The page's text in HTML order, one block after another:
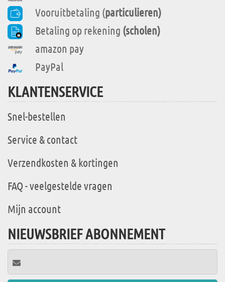
Vooruitbetaling (particulieren)
Betaling op rekening (scholen)
amazon pay
PayPal
KLANTENSERVICE
Snel-bestellen
Service & contact
Verzendkosten & kortingen
FAQ - veelgestelde vragen
Mijn account
NIEUWSBRIEF ABONNEMENT